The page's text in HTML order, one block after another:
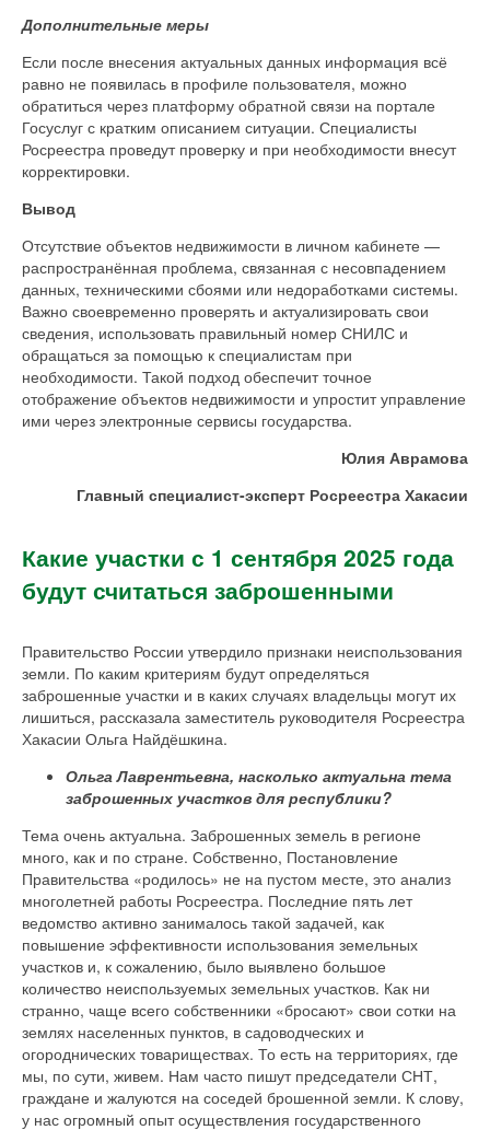
Дополнительные меры
Если после внесения актуальных данных информация всё
равно не появилась в профиле пользователя, можно
обратиться через платформу обратной связи на портале
Госуслуг с кратким описанием ситуации. Специалисты
Росреестра проведут проверку и при необходимости внесут
корректировки.
Вывод
Отсутствие объектов недвижимости в личном кабинете —
распространённая проблема, связанная с несовпадением
данных, техническими сбоями или недоработками системы.
Важно своевременно проверять и актуализировать свои
сведения, использовать правильный номер СНИЛС и
обращаться за помощью к специалистам при
необходимости. Такой подход обеспечит точное
отображение объектов недвижимости и упростит управление
ими через электронные сервисы государства.
Юлия Аврамова
Главный специалист-эксперт Росреестра Хакасии
Какие участки с 1 сентября 2025 года
будут считаться заброшенными
Правительство России утвердило признаки неиспользования
земли. По каким критериям будут определяться
заброшенные участки и в каких случаях владельцы могут их
лишиться, рассказала заместитель руководителя Росреестра
Хакасии Ольга Найдёшкина.
Ольга Лаврентьевна, насколько актуальна тема
заброшенных участков для республики?
Тема очень актуальна. Заброшенных земель в регионе
много, как и по стране. Собственно, Постановление
Правительства «родилось» не на пустом месте, это анализ
многолетней работы Росреестра. Последние пять лет
ведомство активно занималось такой задачей, как
повышение эффективности использования земельных
участков и, к сожалению, было выявлено большое
количество неиспользуемых земельных участков. Как ни
странно, чаще всего собственники «бросают» свои сотки на
землях населенных пунктов, в садоводческих и
огороднических товариществах. То есть на территориях, где
мы, по сути, живем. Нам часто пишут председатели СНТ,
граждане и жалуются на соседей брошенной земли. К слову,
у нас огромный опыт осуществления государственного